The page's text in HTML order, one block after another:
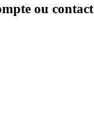
ou contact